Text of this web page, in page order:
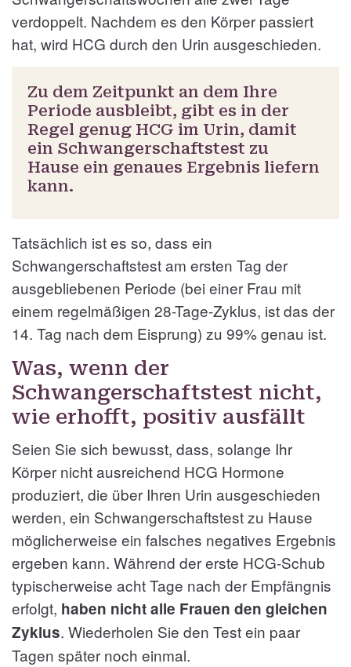
verdoppelt. Nachdem es den Körper passiert
hat, wird HCG durch den Urin ausgeschieden.
Zu dem Zeitpunkt an dem Ihre
Periode ausbleibt, gibt es in der
Regel genug HCG im Urin, damit
ein Schwangerschaftstest zu
Hause ein genaues Ergebnis liefern
kann.
Tatsächlich ist es so, dass ein
Schwangerschaftstest am ersten Tag der
ausgebliebenen Periode (bei einer Frau mit
einem regelmäßigen 28-Tage-Zyklus, ist das der
14. Tag nach dem Eisprung) zu 99% genau ist.
Was, wenn der
Schwangerschaftstest nicht,
wie erhofft, positiv ausfällt
Seien Sie sich bewusst, dass, solange Ihr
Körper nicht ausreichend HCG Hormone
produziert, die über Ihren Urin ausgeschieden
werden, ein Schwangerschaftstest zu Hause
möglicherweise ein falsches negatives Ergebnis
ergeben kann. Während der erste HCG-Schub
typischerweise acht Tage nach der Empfängnis
erfolgt, haben nicht alle Frauen den gleichen
Zyklus. Wiederholen Sie den Test ein paar
Tagen später noch einmal.